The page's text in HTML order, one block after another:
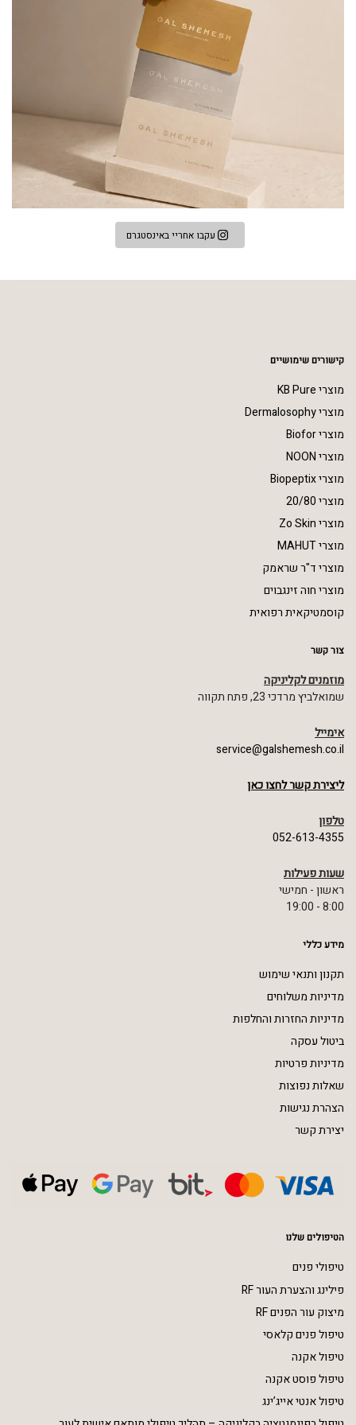
עקבו אחריי באינסטגרם
קישורים שימושיים
מוצרי KB Pure
מוצרי Dermalosophy
מוצרי Biofor
מוצרי NOON
מוצרי Biopeptix
מוצרי 20/80
מוצרי Zo Skin
מוצרי MAHUT
מוצרי ד"ר שראמק
מוצרי חוה זינגבוים
קוסמטיקאית רפואית
צור קשר
מוזמנים לקליניקה
שמואלביץ מרדכי 23, פתח תקווה
אימייל
service@galshemesh.co.il
ליצירת קשר לחצו כאן
טלפון
052-613-4355
שעות פעילות
ראשון - חמישי
8:00 - 19:00
מידע כללי
תקנון ותנאי שימוש
מדיניות משלוחים
מדיניות החזרות והחלפות
ביטול עסקה
מדיניות פרטיות
שאלות נפוצות
הצהרת נגישות
יצירת קשר
הטיפולים שלנו
טיפולי פנים
פילינג והצערת העור RF
מיצוק עור הפנים RF
טיפול פנים קלאסי
טיפול אקנה
טיפול פוסט אקנה
טיפול אנטי אייג’ינג